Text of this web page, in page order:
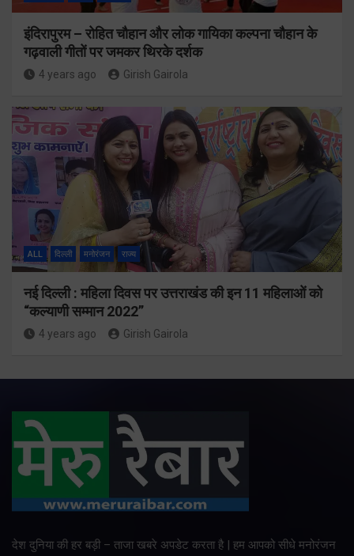
इंदिरापुरम – रोहित चौहान और लोक गायिका कल्पना चौहान के
गढ़वाली गीतों पर जमकर थिरके दर्शक
4 years ago Girish Gairola
ALL दिल्ली मनोरंजन राज्य
नई दिल्ली : महिला दिवस पर उत्तराखंड की इन 11 महिलाओं को
“कल्याणी सम्मान 2022”
4 years ago Girish Gairola
देश दुनिया की हर बड़ी – ताजा खबरे अपडेट करता है | हम आपको सीधे मनोरंजन